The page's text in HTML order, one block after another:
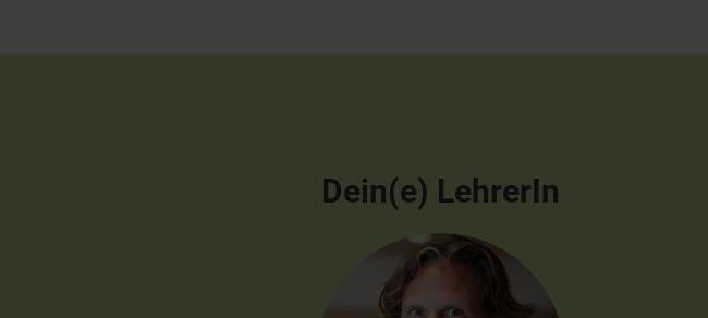
Dein(e) LehrerIn